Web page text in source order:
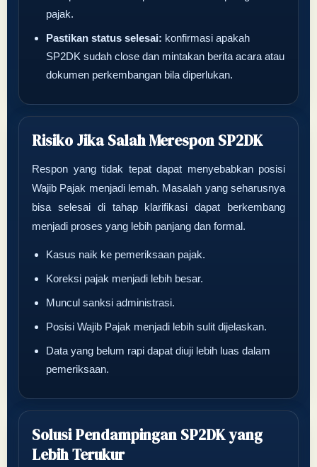
pajak.
Pastikan status selesai: konfirmasi apakah
SP2DK sudah close dan mintakan berita acara atau
dokumen perkembangan bila diperlukan.
Risiko Jika Salah Merespon SP2DK
Respon yang tidak tepat dapat menyebabkan posisi
Wajib Pajak menjadi lemah. Masalah yang seharusnya
bisa selesai di tahap klarifikasi dapat berkembang
menjadi proses yang lebih panjang dan formal.
Kasus naik ke pemeriksaan pajak.
Koreksi pajak menjadi lebih besar.
Muncul sanksi administrasi.
Posisi Wajib Pajak menjadi lebih sulit dijelaskan.
Data yang belum rapi dapat diuji lebih luas dalam
pemeriksaan.
Solusi Pendampingan SP2DK yang
Lebih Terukur